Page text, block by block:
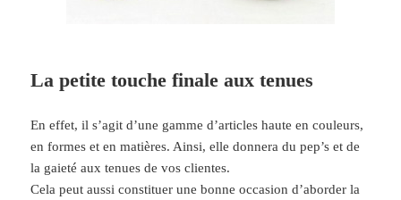
La petite touche finale aux tenues
En effet, il s’agit d’une gamme d’articles haute en couleurs,
en formes et en matières. Ainsi, elle donnera du pep’s et de
la gaieté aux tenues de vos clientes.
Cela peut aussi constituer une bonne occasion d’aborder la